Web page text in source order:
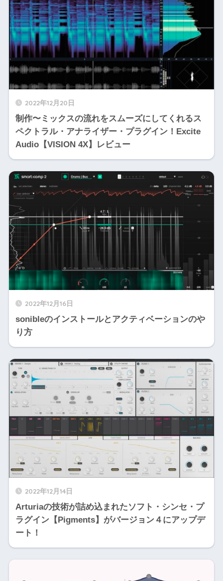
2022年12月20日
制作〜ミックスの流れをスムーズにしてくれるス
ペクトラル・アナライザー・プラグイン！Excite
Audio【VISION 4X】レビュー
2022年12月16日
sonibleのインストールとアクティベーションのや
り方
2022年12月14日
Arturiaの技術が詰め込まれたソフト・シンセ・プ
ラグイン【Pigments】がバージョン４にアップデ
ート！